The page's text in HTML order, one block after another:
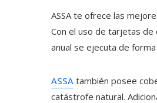
ASSA te ofrece las
Con el uso de tarjetas
anual se ejecuta de
ASSA también posee
catástrofe natural.